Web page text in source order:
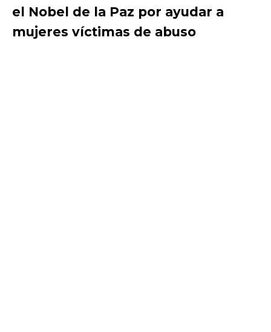
el Nobel de la Paz por ayudar a
mujeres víctimas de abuso